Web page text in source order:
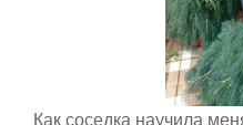
Как соседка научила